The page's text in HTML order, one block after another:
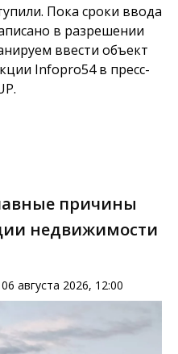
Пока сроки ввода
в разрешении
ввести объект
Infopro54 в пресс-
причины
недвижимости
06 августа 2026, 12:00